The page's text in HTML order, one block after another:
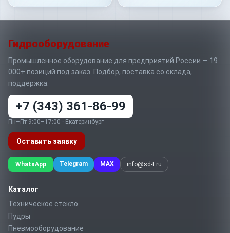
Гидрооборудование
Промышленное оборудование для предприятий России — 19
000+ позиций под заказ. Подбор, поставка со склада,
поддержка.
+7 (343) 361-86-99
Пн–Пт 9:00–17:00 · Екатеринбург
Оставить заявку
WhatsApp Telegram MAX info@sd-t.ru
Каталог
Техническое стекло
Пудры
Пневмооборудование